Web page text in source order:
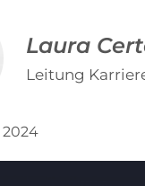
Laura
Leitung